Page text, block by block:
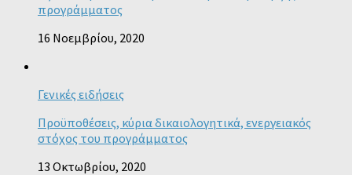
προγράμματος
16 Νοεμβρίου, 2020
Γενικές ειδήσεις
Προϋποθέσεις, κύρια δικαιολογητικά, ενεργειακός
στόχος του προγράμματος
13 Οκτωβρίου, 2020